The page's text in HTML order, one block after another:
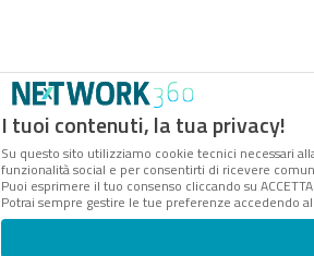
I tuoi contenuti, la tua privacy!
Su questo sito utilizziamo cookie tecnici necessari
funzionalità social e per consentirti di ricevere
Puoi esprimere il tuo consenso cliccando su
Potrai sempre gestire le tue preferenze accedendo